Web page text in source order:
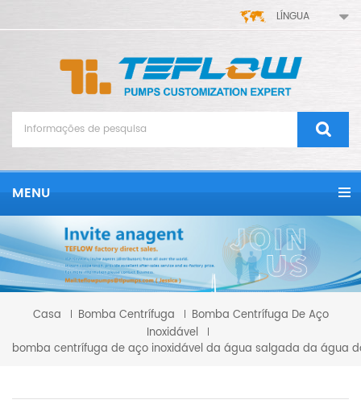
LÍNGUA
MENU
Casa Bomba Centrífuga
Bomba Centrífuga De Aço
Inoxidável
bomba centrífuga de aço inoxidável da água salgada da água